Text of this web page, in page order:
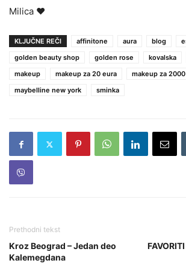
Milica ♥
KLJUČNE REČI affinitone aura blog
golden beauty shop
golden rose kovalska
makeup
makeup za 20 eura
makeup za
maybelline new york
sminka
Prethodni tekst
Kroz Beograd – Jedan deo
Kalemegdana